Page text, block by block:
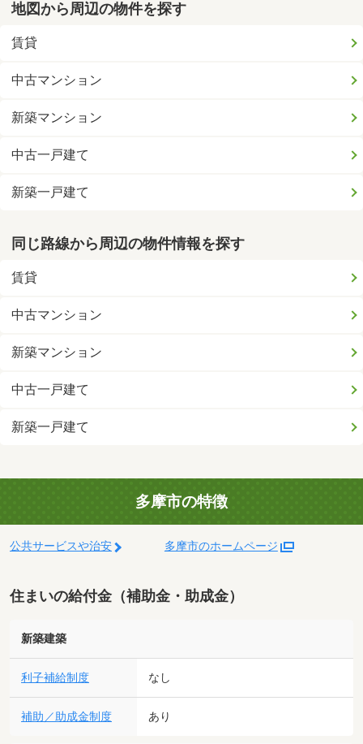
地図から周辺の物件を探す
賃貸
中古マンション
新築マンション
中古一戸建て
新築一戸建て
同じ路線から周辺の物件情報を探す
賃貸
中古マンション
新築マンション
中古一戸建て
新築一戸建て
多摩市の特徴
公共サービスや治安 多摩市のホームページ
住まいの給付金（補助金・助成金）
新築建築
利子補給制度 なし
補助／助成金制度 あり